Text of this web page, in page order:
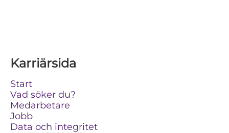
Karriärsida
Start
Vad söker du?
Medarbetare
Jobb
Data och integritet